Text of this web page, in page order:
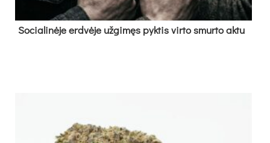
So­cia­li­nė­je erd­vė­je už­gi­męs pyk­tis vir­to smur­to ak­tu